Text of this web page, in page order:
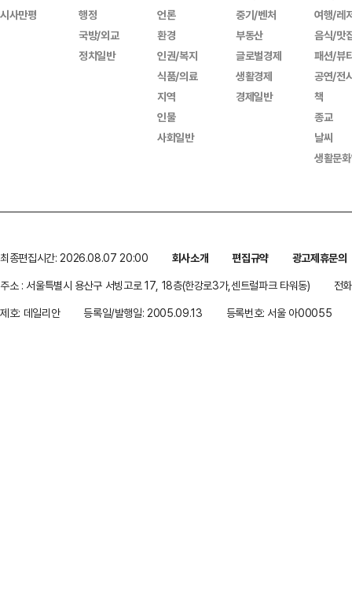
시사만평
행정
국방/외교
정치일반
언론
환경
인권/복지
식품/의료
지역
인물
사회일반
중기/벤처
부동산
글로벌경제
생활경제
경제일반
여행/레
음식/맛
패션/뷰
공연/전
책
종교
날씨
생활문
최종편집시간: 2026.08.07 20:00 회사소개 편집규약
광고제휴문의
주소 : 서울특별시 용산구 서빙고로 17, 18층(한강로3가,센트럴파크 타워동)
전
제호: 데일리안
등록일/발행일: 2005.09.13 등록번호: 서울 아00055